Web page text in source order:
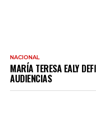
NACIONAL
MARÍA TERESA EALY
AUDIENCIAS